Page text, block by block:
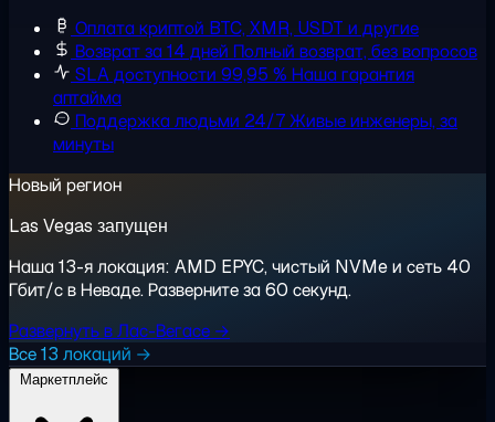
Оплата криптой BTC, XMR, USDT и другие
Возврат за 14 дней Полный возврат, без вопросов
SLA доступности 99,95 % Наша гарантия
аптайма
Поддержка людьми 24/7Живые инженеры, за
минуты
Новый регион
Las Vegas запущен
Наша 13-я локация: AMD EPYC, чистый NVMe и сеть 40
Гбит/с в Неваде. Разверните за 60 секунд.
Развернуть в Лас-Вегасе →
Все 13 локаций →